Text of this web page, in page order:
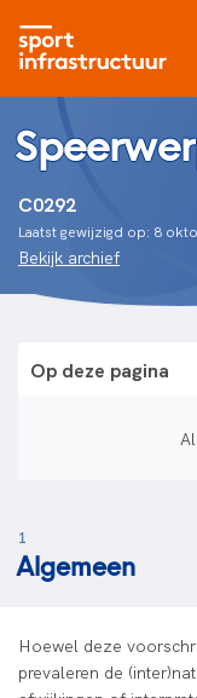
C0292
Laatst gewijzigd op: 8
Bekijk archief
Op deze pagina
1
Algemeen
Hoewel deze
prevaleren de